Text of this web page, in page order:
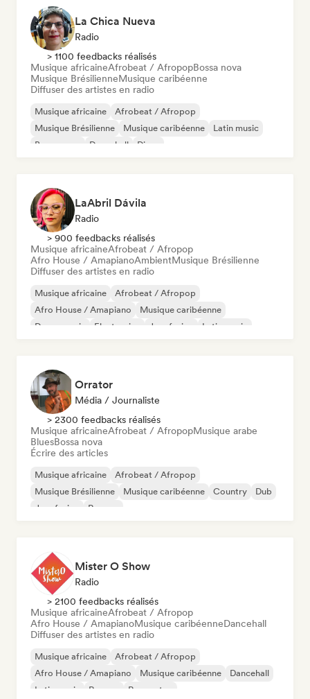
La Chica Nueva
Radio
> 1100 feedbacks réalisés
Musique africaineAfrobeat / AfropopBossa nova
Musique BrésilienneMusique caribéenne
Diffuser des artistes en radio
Musique africaine
Afrobeat / Afropop
Musique Brésilienne
Musique caribéenne
Latin music
Bossa nova
Dancehall Disco
LaAbril Dávila
Radio
> 900 feedbacks réalisés
Musique africaineAfrobeat / Afropop
Afro House / AmapianoAmbientMusique Brésilienne
Diffuser des artistes en radio
Musique africaine
Afrobeat / Afropop
Afro House / Amapiano
Musique caribéenne
Dance music
Electronica Jazz fusion Latin music
Orrator
Média / Journaliste
> 2300 feedbacks réalisés
Musique africaineAfrobeat / AfropopMusique arabe
BluesBossa nova
Écrire des articles
Musique africaine
Afrobeat / Afropop
Musique Brésilienne
Musique caribéenne Country
Dub
Jazz fusion
Reggae
Mister O Show
Radio
> 2100 feedbacks réalisés
Musique africaineAfrobeat / Afropop
Afro House / AmapianoMusique caribéenneDancehall
Diffuser des artistes en radio
Musique africaine
Afrobeat / Afropop
Afro House / Amapiano
Musique caribéenne
Dancehall
Latin music
Reggae Reggaeton